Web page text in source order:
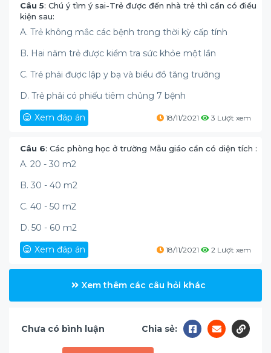
Câu 5: Chú ý tìm ý sai-Trẻ được đến nhà trẻ thì cần có điều
kiện sau:
A. Trẻ không mắc các bệnh trong thời kỳ cấp tính
B. Hai năm trẻ được kiểm tra sức khỏe một lần
C. Trẻ phải được lập y bạ và biểu đồ tăng trưởng
D. Trẻ phải có phiếu tiêm chủng 7 bệnh
Xem đáp án
18/11/2021 3 Lượt xem
Câu 6: Các phòng học ở trường Mẫu giáo cần có diện tích :
A. 20 - 30 m2
B. 30 - 40 m2
C. 40 - 50 m2
D. 50 - 60 m2
Xem đáp án
18/11/2021 2 Lượt xem
Xem thêm các câu hỏi khác
Chưa có bình luận Chia sẻ: